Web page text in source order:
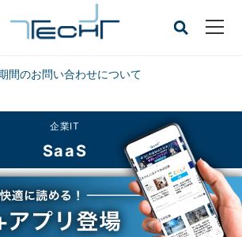
間のお問い合わせについて
CLOSE
企業IT
SaaS
データ型の指定とエラーの活用